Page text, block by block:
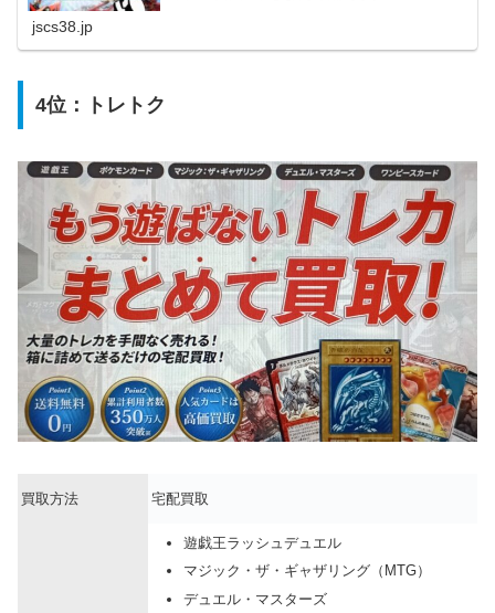
jscs38.jp
4位： トレトク
買取方法 宅配買取
遊戯王ラッシュデュエル
マジック・ザ・ギャザリング（MTG）
デュエル・マスターズ